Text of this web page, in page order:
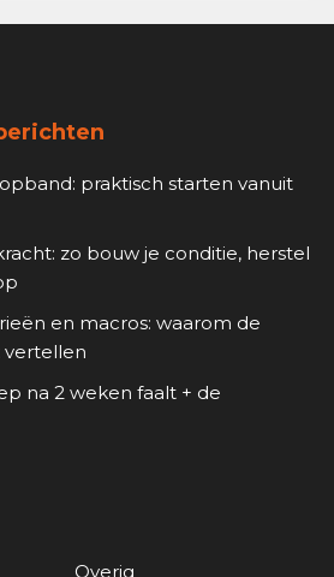
praktisch starten vanuit
zo bouw je conditie, herstel
en macros: waarom de
vertellen
na 2 weken faalt + de
Overig